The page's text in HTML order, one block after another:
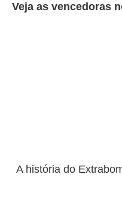
Veja as vencedoras
A história do